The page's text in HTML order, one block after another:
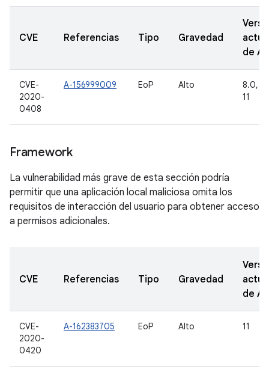
CVE Referencias Tipo Gravedad
de
CVE-
2020-
0408
A-156999009 EoP Alto
8.0,
11
Framework
La vulnerabilidad más grave de esta sección podría
permitir que una aplicación local maliciosa omita los
requisitos de interacción del usuario para obtener acceso
a permisos adicionales.
CVE Referencias Tipo Gravedad
de
CVE-
2020-
0420
A-162383705 EoP Alto 11